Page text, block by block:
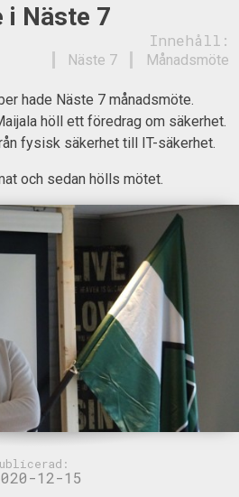
i Näste 7
Innehåll:
Månadsmöte
Näste 7
hade Näste 7 månadsmöte.
höll ett föredrag om säkerhet.
fysisk säkerhet till IT-säkerhet.
och sedan hölls mötet.
12-15